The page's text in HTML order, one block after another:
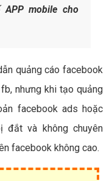
APP mobile cho
quảng cáo facebook
nhưng khi tạo quảng
facebook ads hoặc
đắt và không chuyên
facebook không cao.